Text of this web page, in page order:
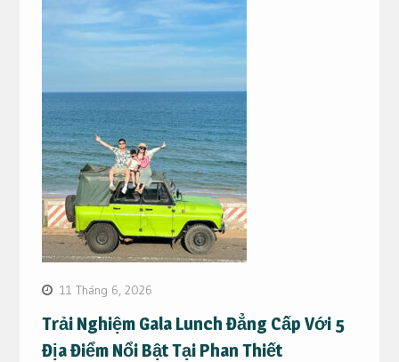
11 Tháng 6, 2026
Trải Nghiệm Gala Lunch Đẳng Cấp Với 5
Địa Điểm Nổi Bật Tại Phan Thiết